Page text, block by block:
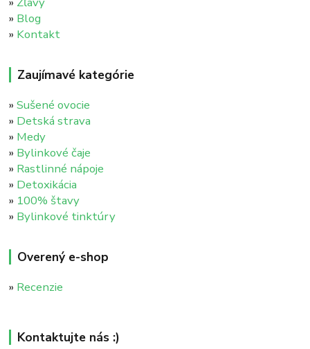
» Blog
» Kontakt
Zaujímavé kategórie
»Sušené ovocie
» Detská strava
» Medy
» Bylinkové čaje
» Rastlinné nápoje
» Detoxikácia
» 100% štavy
» Bylinkové tinktúry
Overený e-shop
» Recenzie
Kontaktujte nás :)